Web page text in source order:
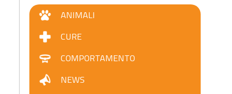
ANIMALI
CURE
COMPORTAMENTO
NEWS